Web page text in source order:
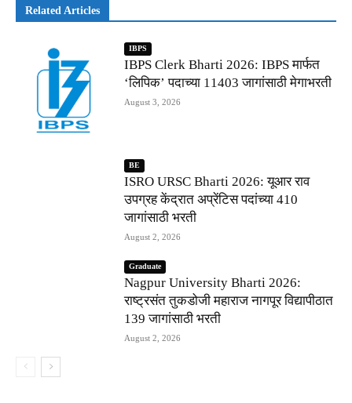
Related Articles
IBPS
IBPS Clerk Bharti 2026: IBPS मार्फत
‘लिपिक’ पदाच्या 11403 जागांसाठी मेगाभरती
August 3, 2026
BE
ISRO URSC Bharti 2026: यूआर राव
उपग्रह केंद्रात अप्रेंटिस पदांच्या 410
जागांसाठी भरती
August 2, 2026
Graduate
Nagpur University Bharti 2026:
राष्ट्रसंत तुकडोजी महाराज नागपूर विद्यापीठात
139 जागांसाठी भरती
August 2, 2026